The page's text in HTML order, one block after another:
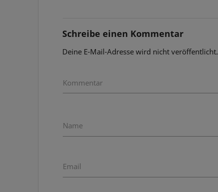
Schreibe einen Kommentar
Deine E-Mail-Adresse wird nicht veröffentlicht.
Kommentar
Name
Email